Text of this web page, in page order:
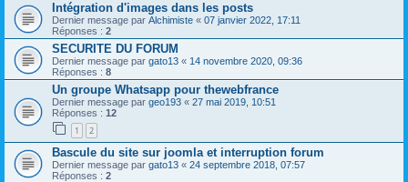
Intégration d'images dans les posts
Dernier message par Alchimiste « 07 janvier 2022, 17:11
Réponses : 2
SECURITE DU FORUM
Dernier message par gato13 « 14 novembre 2020, 09:36
Réponses : 8
Un groupe Whatsapp pour thewebfrance
Dernier message par geo193 « 27 mai 2019, 10:51
Réponses : 12
1 2
Bascule du site sur joomla et interruption forum
Dernier message par gato13 « 24 septembre 2018, 07:57
Réponses : 2